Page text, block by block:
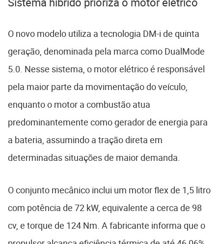
O novo modelo utiliza a tecnologia DM-i de quinta
geração, denominada pela marca como DualMode
5.0. Nesse sistema, o motor elétrico é responsável
pela maior parte da movimentação do veículo,
enquanto o motor a combustão atua
predominantemente como gerador de energia para
a bateria, assumindo a tração direta em
determinadas situações de maior demanda.
O conjunto mecânico inclui um motor flex de 1,5 litro
com potência de 72 kW, equivalente a cerca de 98
cv, e torque de 124 Nm. A fabricante informa que o